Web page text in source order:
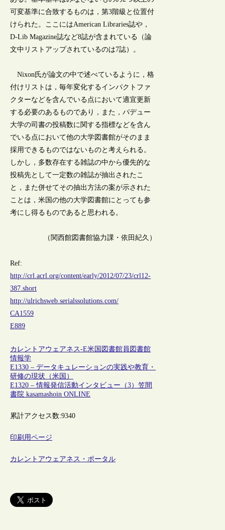
可変基準に合致するものは，第3階級と位置付
けられた。ここにはAmerican Libraries誌や，
D-Lib Magazine誌など8誌が含まれている（論
文中リストアップされているのは7誌）。
Nixon氏が論文の中で述べているように，格
付けリストは，毎年変化するインパクトファ
クターなどを含んでいる点において適宜更新
する必要のあるものであり，また，パデュー
大学の司書の投稿数に関する指標などを含ん
でいる点において他の大学図書館がそのまま
採用できるものではないものと考えられる。
しかし，多数存在する雑誌の中から優先的な
投稿先として一定数の雑誌が抽出されたこ
と，また併せてその抽出方法の案が示された
ことは，米国の他の大学図書館にとっても参
考にし得るものであると思われる。
（関西館図書館協力課・依田紀久）
Ref:
http://crl.acrl.org/content/early/2012/07/23/crl12-
387.short
http://ulrichsweb.serialssolutions.com/
CA1559
E889
カレントアウェアネス-E米国 図書館員 図書館
情報学
E1330 – データキュレーションの実践や教育・
研修の現状（米国）
E1320 – 情報発信活動インタビュー（3）笠間
書院 kasamashoin ONLINE
累計アクセス数:9340
印刷用ページ
カレントアウェアネス・ポータル